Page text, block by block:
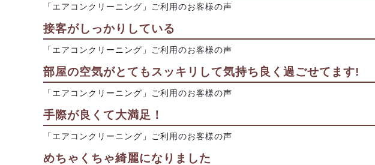
「エアコンクリーニング」ご利用のお客様の声
接客がしっかりしている
「エアコンクリーニング」ご利用のお客様の声
部屋の空気がとてもスッキリして気持ち良く過ごせてます!
「エアコンクリーニング」ご利用のお客様の声
手際が良くて大満足！
「エアコンクリーニング」ご利用のお客様の声
めちゃくちゃ綺麗になりました